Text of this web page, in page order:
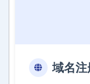
域名